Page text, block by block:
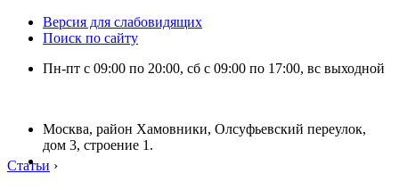
Версия для слабовидящих
Поиск по сайту
Пн-пт с 09:00 по 20:00, сб с 09:00 по 17:00, вс выходной
Москва, район Хамовники, Олсуфьевский переулок,
дом 3, строение 1.
Статьи ›